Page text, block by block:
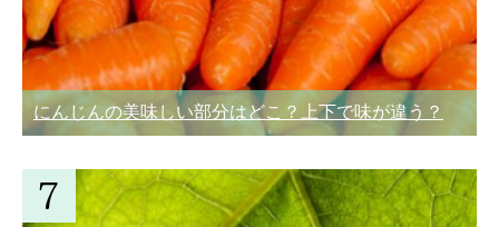
にんじんの美味しい部分はどこ？上下で味が違う？